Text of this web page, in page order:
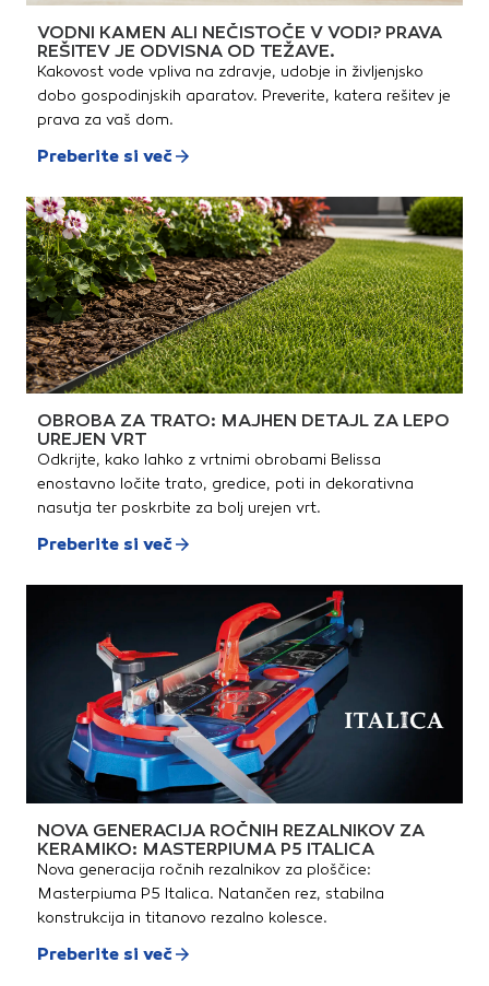
VODNI KAMEN ALI NEČISTOČE V VODI? PRAVA
REŠITEV JE ODVISNA OD TEŽAVE.
Kakovost vode vpliva na zdravje, udobje in življenjsko
dobo gospodinjskih aparatov. Preverite, katera rešitev je
prava za vaš dom.
Preberite si več
OBROBA ZA TRATO: MAJHEN DETAJL ZA LEPO
UREJEN VRT
Odkrijte, kako lahko z vrtnimi obrobami Belissa
enostavno ločite trato, gredice, poti in dekorativna
nasutja ter poskrbite za bolj urejen vrt.
Preberite si več
NOVA GENERACIJA ROČNIH REZALNIKOV ZA
KERAMIKO: MASTERPIUMA P5 ITALICA
Nova generacija ročnih rezalnikov za ploščice:
Masterpiuma P5 Italica. Natančen rez, stabilna
konstrukcija in titanovo rezalno kolesce.
Preberite si več